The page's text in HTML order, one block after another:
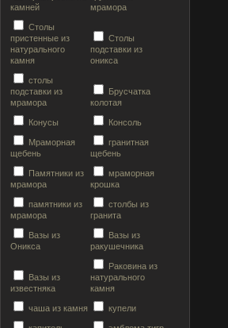
камней
мрамора
Столы
пристенные из
натурального
камня
Столы
подставки из
оникса
столы
подставки из
мрамора
Брусчатка
колотая
Конусы Консоль
Мраморная
щебень
гранитная
щебень
Памятники из
мрамора
мраморная
крошка
памятники из
мрамора
столбы из
гранита
Вазы из
Оникса
Вазы из
ракушечника
Вазы из
известняка
Раковина из
натурального
камня
чаша из камня купели